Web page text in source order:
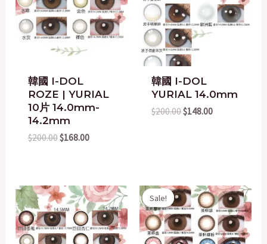
韓國 I-DOL
ROZE | YURIAL
10片 14.0mm-
14.2mm
$200.00$168.00
韓國 I-DOL
YURIAL 14.0mm
$200.00$148.00
Sale!
Sale!
Original
price
was:
$178.00.
Current
price
is:
$158.00.